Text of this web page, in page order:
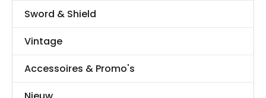
Sword & Shield
Vintage
Accessoires & Promo's